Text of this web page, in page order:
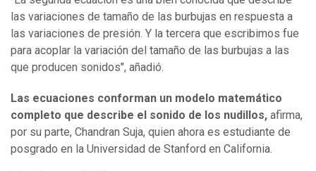
las variaciones de tamaño de las burbujas en respuesta a
las variaciones de presión. Y la tercera que escribimos fue
para acoplar la variación del tamaño de las burbujas a las
que producen sonidos", añadió.
Las ecuaciones conforman un modelo matemático
completo que describe el sonido de los nudillos, afirma,
por su parte, Chandran Suja, quien ahora es estudiante de
posgrado en la Universidad de Stanford en California.